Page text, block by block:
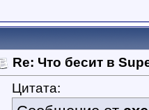
Re: Что бесит в
Цитата: